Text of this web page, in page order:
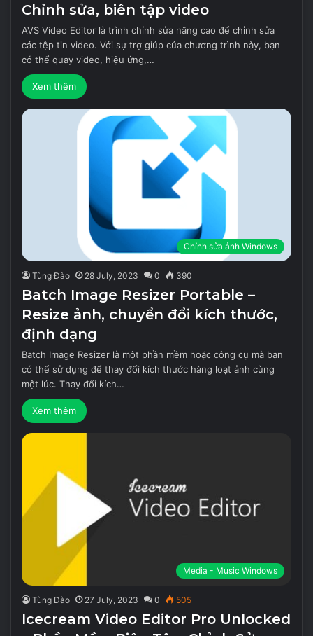
Chỉnh sửa, biên tập video
AVS Video Editor là trình chỉnh sửa nâng cao để chỉnh sửa
các tệp tin video. Với sự trợ giúp của chương trình này, bạn
có thể quay video, hiệu ứng,…
Xem thêm
Chỉnh sửa ảnh Windows
Tùng Đào 28 July, 2023 0 390
Batch Image Resizer Portable –
Resize ảnh, chuyển đổi kích thước,
định dạng
Batch Image Resizer là một phần mềm hoặc công cụ mà bạn
có thể sử dụng để thay đổi kích thước hàng loạt ảnh cùng
một lúc. Thay đổi kích…
Xem thêm
Media - Music Windows
Tùng Đào 27 July, 2023 0 505
Icecream Video Editor Pro Unlocked